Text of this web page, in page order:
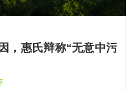
，惠氏辩称“无意中污